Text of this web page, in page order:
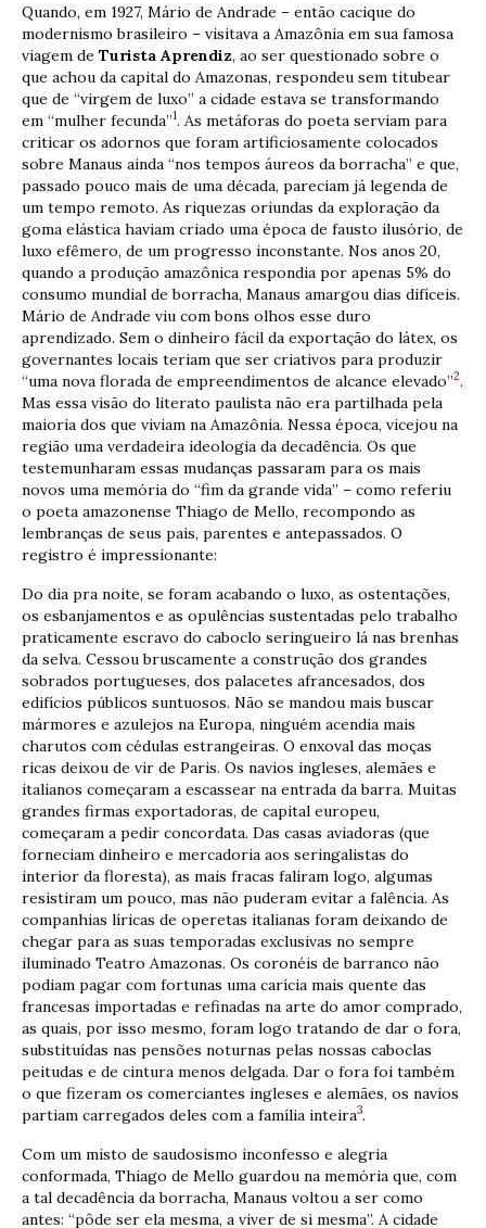
Quando, em 1927, Mário de Andrade – então cacique do
modernismo brasileiro – visitava a Amazônia em sua famosa
viagem de Turista Aprendiz, ao ser questionado sobre o
que achou da capital do Amazonas, respondeu sem titubear
que de “virgem de luxo” a cidade estava se transformando
em “mulher fecunda”1. As metáforas do poeta serviam para
criticar os adornos que foram artificiosamente colocados
sobre Manaus ainda “nos tempos áureos da borracha” e que,
passado pouco mais de uma década, pareciam já legenda de
um tempo remoto. As riquezas oriundas da exploração da
goma elástica haviam criado uma época de fausto ilusório, de
luxo efêmero, de um progresso inconstante. Nos anos 20,
quando a produção amazônica respondia por apenas 5% do
consumo mundial de borracha, Manaus amargou dias difíceis.
Mário de Andrade viu com bons olhos esse duro
aprendizado. Sem o dinheiro fácil da exportação do látex, os
governantes locais teriam que ser criativos para produzir
“uma nova florada de empreendimentos de alcance elevado”2.
Mas essa visão do literato paulista não era partilhada pela
maioria dos que viviam na Amazônia. Nessa época, vicejou na
região uma verdadeira ideologia da decadência. Os que
testemunharam essas mudanças passaram para os mais
novos uma memória do “fim da grande vida” – como referiu
o poeta amazonense Thiago de Mello, recompondo as
lembranças de seus pais, parentes e antepassados. O
registro é impressionante:
Do dia pra noite, se foram acabando o luxo, as ostentações,
os esbanjamentos e as opulências sustentadas pelo trabalho
praticamente escravo do caboclo seringueiro lá nas brenhas
da selva. Cessou bruscamente a construção dos grandes
sobrados portugueses, dos palacetes afrancesados, dos
edifícios públicos suntuosos. Não se mandou mais buscar
mármores e azulejos na Europa, ninguém acendia mais
charutos com cédulas estrangeiras. O enxoval das moças
ricas deixou de vir de Paris. Os navios ingleses, alemães e
italianos começaram a escassear na entrada da barra. Muitas
grandes firmas exportadoras, de capital europeu,
começaram a pedir concordata. Das casas aviadoras (que
forneciam dinheiro e mercadoria aos seringalistas do
interior da floresta), as mais fracas faliram logo, algumas
resistiram um pouco, mas não puderam evitar a falência. As
companhias líricas de operetas italianas foram deixando de
chegar para as suas temporadas exclusivas no sempre
iluminado Teatro Amazonas. Os coronéis de barranco não
podiam pagar com fortunas uma carícia mais quente das
francesas importadas e refinadas na arte do amor comprado,
as quais, por isso mesmo, foram logo tratando de dar o fora,
substituídas nas pensões noturnas pelas nossas caboclas
peitudas e de cintura menos delgada. Dar o fora foi também
o que fizeram os comerciantes ingleses e alemães, os navios
partiam carregados deles com a família inteira3.
Com um misto de saudosismo inconfesso e alegria
conformada, Thiago de Mello guardou na memória que, com
a tal decadência da borracha, Manaus voltou a ser como
antes: “pôde ser ela mesma, a viver de si mesma”. A cidade